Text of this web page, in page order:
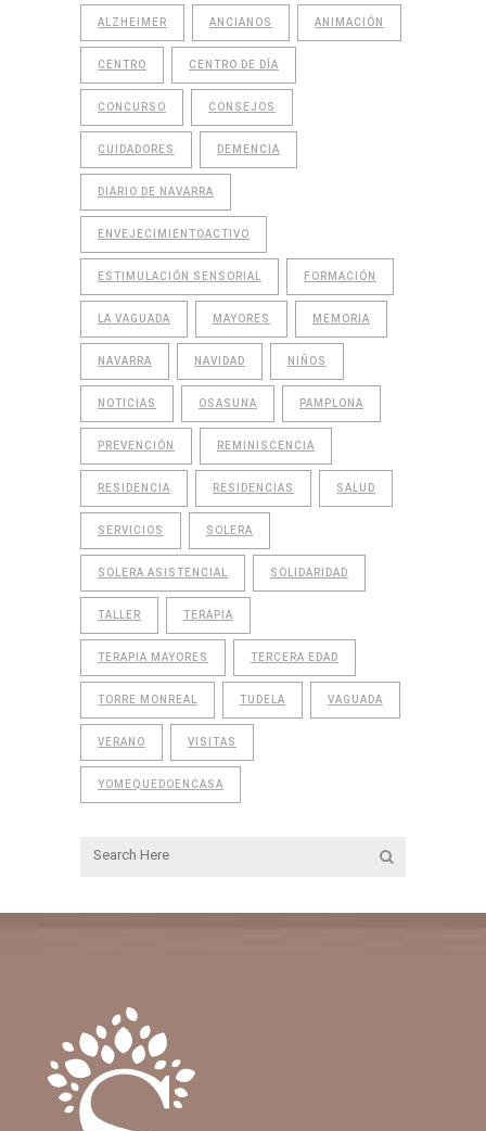
ALZHEIMER ANCIANOS ANIMACIÓN
CENTRO CENTRO DE DÍA
CONCURSO CONSEJOS
CUIDADORES DEMENCIA
DIARIO DE NAVARRA
ENVEJECIMIENTOACTIVO
ESTIMULACIÓN SENSORIAL FORMACIÓN
LA VAGUADA MAYORES MEMORIA
NAVARRA NAVIDAD NIÑOS
NOTICIAS OSASUNA PAMPLONA
PREVENCIÓN REMINISCENCIA
RESIDENCIA RESIDENCIAS SALUD
SERVICIOS SOLERA
SOLERA ASISTENCIAL SOLIDARIDAD
TALLER TERAPIA
TERAPIA MAYORES TERCERA EDAD
TORRE MONREAL TUDELA VAGUADA
VERANO VISITAS
YOMEQUEDOENCASA